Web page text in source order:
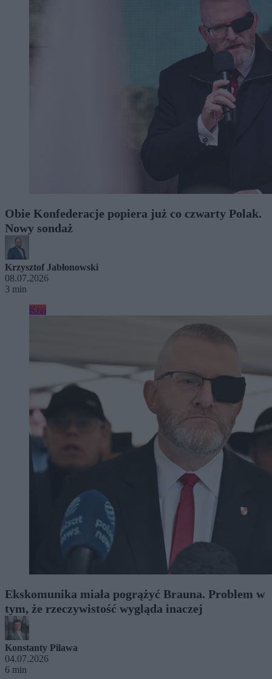
Obie Konfederacje popiera już co czwarty Polak.
Nowy sondaż
Krzysztof Jabłonowski
08.07.2026
3 min
Kraj
Ekskomunika miała pogrążyć Brauna. Problem w
tym, że rzeczywistość wygląda inaczej
Konstanty Pilawa
04.07.2026
6 min